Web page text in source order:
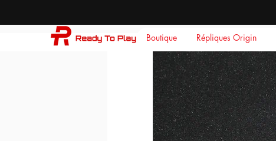
Boutique Répliques Origin